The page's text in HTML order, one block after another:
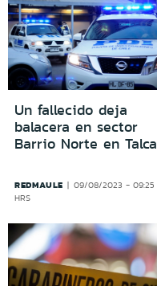
Un fallecido deja
balacera en sector
Barrio Norte en Talca
REDMAULE
09/08/2023 - 09:25
HRS